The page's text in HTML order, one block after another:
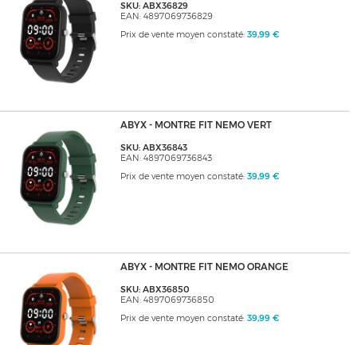
SKU: ABX36829
EAN: 4897069736829
Prix de vente moyen constaté: 39,99 €
ABYX - MONTRE FIT NEMO VERT
SKU: ABX36843
EAN: 4897069736843
Prix de vente moyen constaté: 39,99 €
ABYX - MONTRE FIT NEMO ORANGE
SKU: ABX36850
EAN: 4897069736850
Prix de vente moyen constaté: 39,99 €